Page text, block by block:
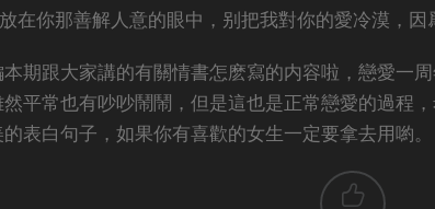
在你那善解人意的眼中，别把我對你的愛冷漠，因
期跟大家講的有關情書怎麽寫的内容啦，戀愛一
平常也有吵吵鬧鬧，但是這也是正常戀愛的過程
表白句子，如果你有喜歡的女生一定要拿去用喲。